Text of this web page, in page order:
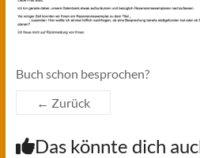
Buch schon besprochen?
← Zurück
Das könnte dich